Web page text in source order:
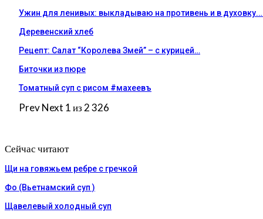
Ужин для ленивых: выкладываю на противень и в
Деревенский хлеб
Рецепт: Салат “Королева Змей” – с курицей…
Биточки из пюре
Томатный суп с рисом #махеевъ
PrevNext 1 из 2 326
Сейчас читают
Щи на говяжьем ребре с гречкой
Фо (Вьетнамский суп )
Щавелевый холодный суп